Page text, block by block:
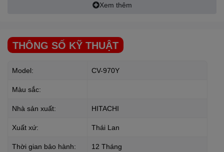
ngăn chứa phụ tùng
phù hợp với khu vực cần làm vệ sinh.
Xem thêm
THÔNG SỐ KỸ THUẬT
Model: CV-970Y
Màu sắc:
Nhà sản xuất: HITACHI
Xuất xứ: Thái Lan
Thời gian bảo hành: 12 Tháng